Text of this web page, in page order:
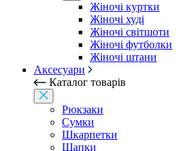
Жіночі куртки
Жіночі худі
Жіночі світшоти
Жіночі футболки
Жіночі штани
Аксесуари
Каталог товарів
Рюкзаки
Сумки
Шкарпетки
Шапки